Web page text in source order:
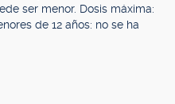
ser menor. Dosis máxima:
de 12 años: no se ha